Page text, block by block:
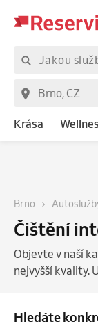
Krása
Brno
Čištění
Objevte v naší
nejvyšší kvality.
Hledáte